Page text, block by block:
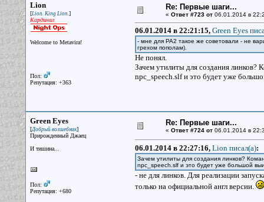
Lion
[Lion. King Lion.]
Кардинал
Welcome to Metavira!
Пол:
Репутация: +363
Re: Первые шаги...
« Ответ #723 от06.01.2014 в
06.01.2014 в 22:21:15, Green Eyes
- мне для РА2 такое же советовали - не
грехом пополам).
Не понял.
Зачем утилиты для создания
npc_speech.slf и это будет уже
Green Eyes
[Добрый волшебник]
Прирожденный Джаец
И тишина...
Пол:
Репутация: +680
Re: Первые шаги...
« Ответ #724 от06.01.2014 в
06.01.2014 в 22:27:16, Lion писал(a):
Зачем утилиты для создания линков?
npc_speech.slf и это будет уже большой
- не для линков. Для реализации
только на официальной англ версии.